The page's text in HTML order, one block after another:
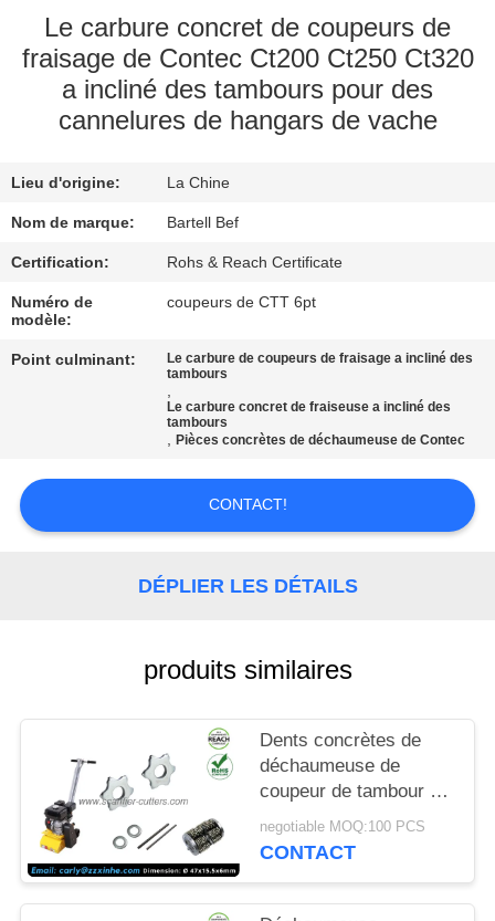
PROPOS
DE
NOUS
DE
L'USINE
CONTRÔLE
LA
NOUS
CONTACTER
NOUVELLES
AFFAIRES
DEMANDEZ
UN DEVIS
PLAN
DU
Le carbure concret de coupeurs de
fraisage de Contec Ct200 Ct250 Ct320
a incliné des tambours pour des
cannelures de hangars de vache
Lieu d'origine: La Chine
Nom de marque: Bartell Bef
Certification: Rohs & Reach Certificate
Numéro de
modèle:
coupeurs de CTT 6pt
Point culminant:
Le carbure de coupeurs de fraisage a incliné des
tambours
,
Le carbure concret de fraiseuse a incliné des
tambours
,Pièces concrètes de déchaumeuse de Contec
CONTACT!
DÉPLIER LES DÉTAILS
produits similaires
Dents concrètes de
déchaumeuse de
coupeur de tambour de
carbure de tungstène
de pièces de
negotiable MOQ:100 PCS
CONTACT